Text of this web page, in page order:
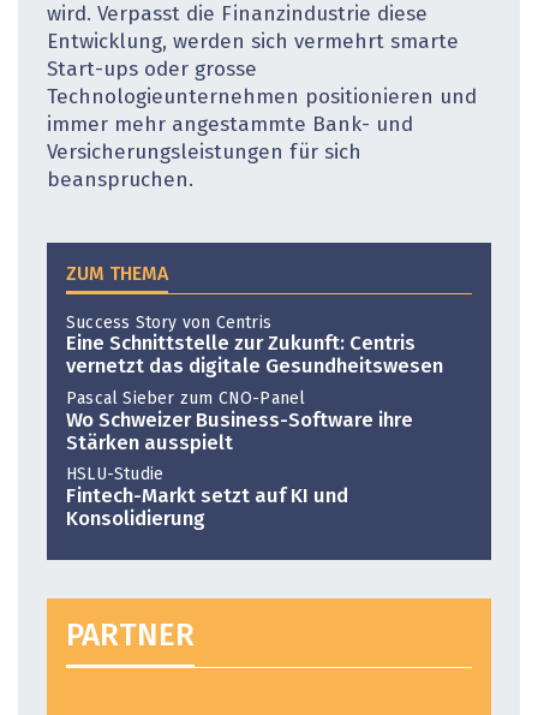
wird. Verpasst die Finanzindustrie diese
Entwicklung, werden sich vermehrt smarte
Start-ups oder grosse
Technologieunternehmen positionieren und
immer mehr angestammte Bank- und
Versicherungsleistungen für sich
beanspruchen.
ZUM THEMA
Success Story von Centris
Eine Schnittstelle zur Zukunft: Centris
vernetzt das digitale Gesundheitswesen
Pascal Sieber zum CNO-Panel
Wo Schweizer Business-Software ihre
Stärken ausspielt
HSLU-Studie
Fintech-Markt setzt auf KI und
Konsolidierung
PARTNER